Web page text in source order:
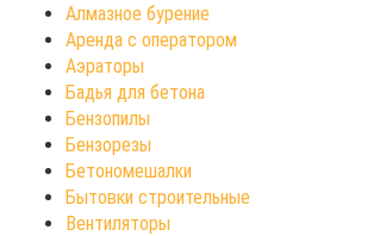
Алмазное бурение
Аренда с оператором
Аэраторы
Бадья для бетона
Бензопилы
Бензорезы
Бетономешалки
Бытовки строительные
Вентиляторы